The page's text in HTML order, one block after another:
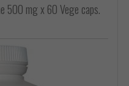
500 mg x 60 Vege caps.